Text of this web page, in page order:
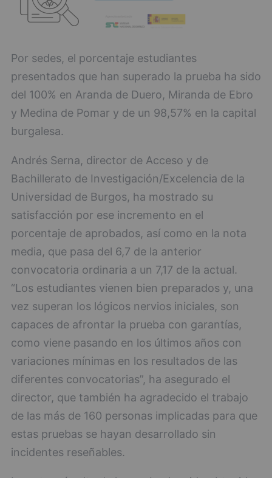
Por sedes, el porcentaje estudiantes
presentados que han superado la prueba ha sido
del 100% en Aranda de Duero, Miranda de Ebro
y Medina de Pomar y de un 98,57% en la capital
burgalesa.
Andrés Serna, director de Acceso y de
Bachillerato de Investigación/Excelencia de la
Universidad de Burgos, ha mostrado su
satisfacción por ese incremento en el
porcentaje de aprobados, así como en la nota
media, que pasa del 6,7 de la anterior
convocatoria ordinaria a un 7,17 de la actual.
“Los estudiantes vienen bien preparados y, una
vez superan los lógicos nervios iniciales, son
capaces de afrontar la prueba con garantías,
como viene pasando en los últimos años con
variaciones mínimas en los resultados de las
diferentes convocatorias”, ha asegurado el
director, que también ha agradecido el trabajo
de las más de 160 personas implicadas para que
estas pruebas se hayan desarrollado sin
incidentes reseñables.